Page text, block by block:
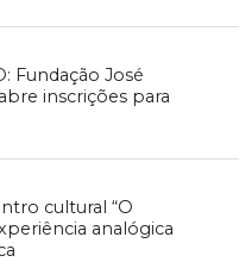
Fundação José
inscrições para
cultural “O
analógica